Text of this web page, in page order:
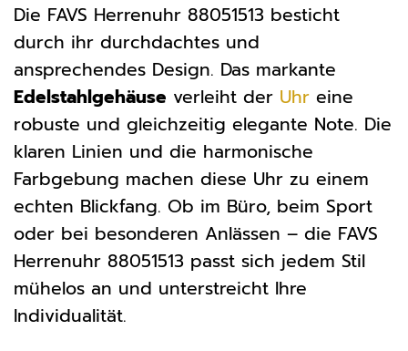
Die FAVS Herrenuhr 88051513 besticht
durch ihr durchdachtes und
ansprechendes Design. Das markante
Edelstahlgehäuse verleiht der Uhr eine
robuste und gleichzeitig elegante Note. Die
klaren Linien und die harmonische
Farbgebung machen diese Uhr zu einem
echten Blickfang. Ob im Büro, beim Sport
oder bei besonderen Anlässen – die FAVS
Herrenuhr 88051513 passt sich jedem Stil
mühelos an und unterstreicht Ihre
Individualität.